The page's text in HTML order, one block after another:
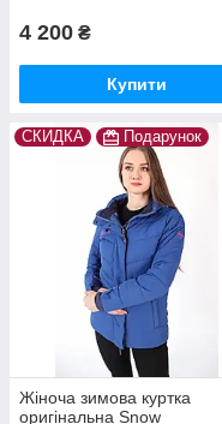
4 200 ₴
Купити
СКИДКА Подарунок
Жіноча зимова куртка
оригінальна Snow